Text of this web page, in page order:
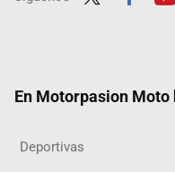
En Motorpasion Moto
Deportivas